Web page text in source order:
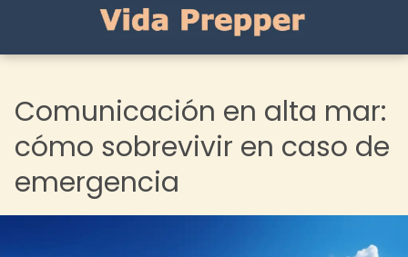
Comunicación en alta mar:
cómo sobrevivir en caso de
emergencia